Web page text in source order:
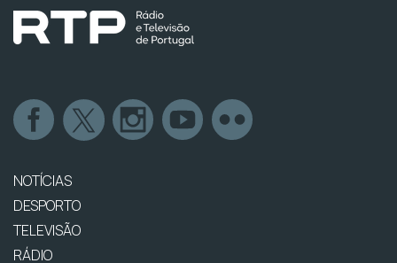
NOTÍCIAS
DESPORTO
TELEVISÃO
RÁDIO